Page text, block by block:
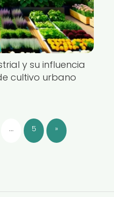
y su influencia
cultivo urbano
… 5 »